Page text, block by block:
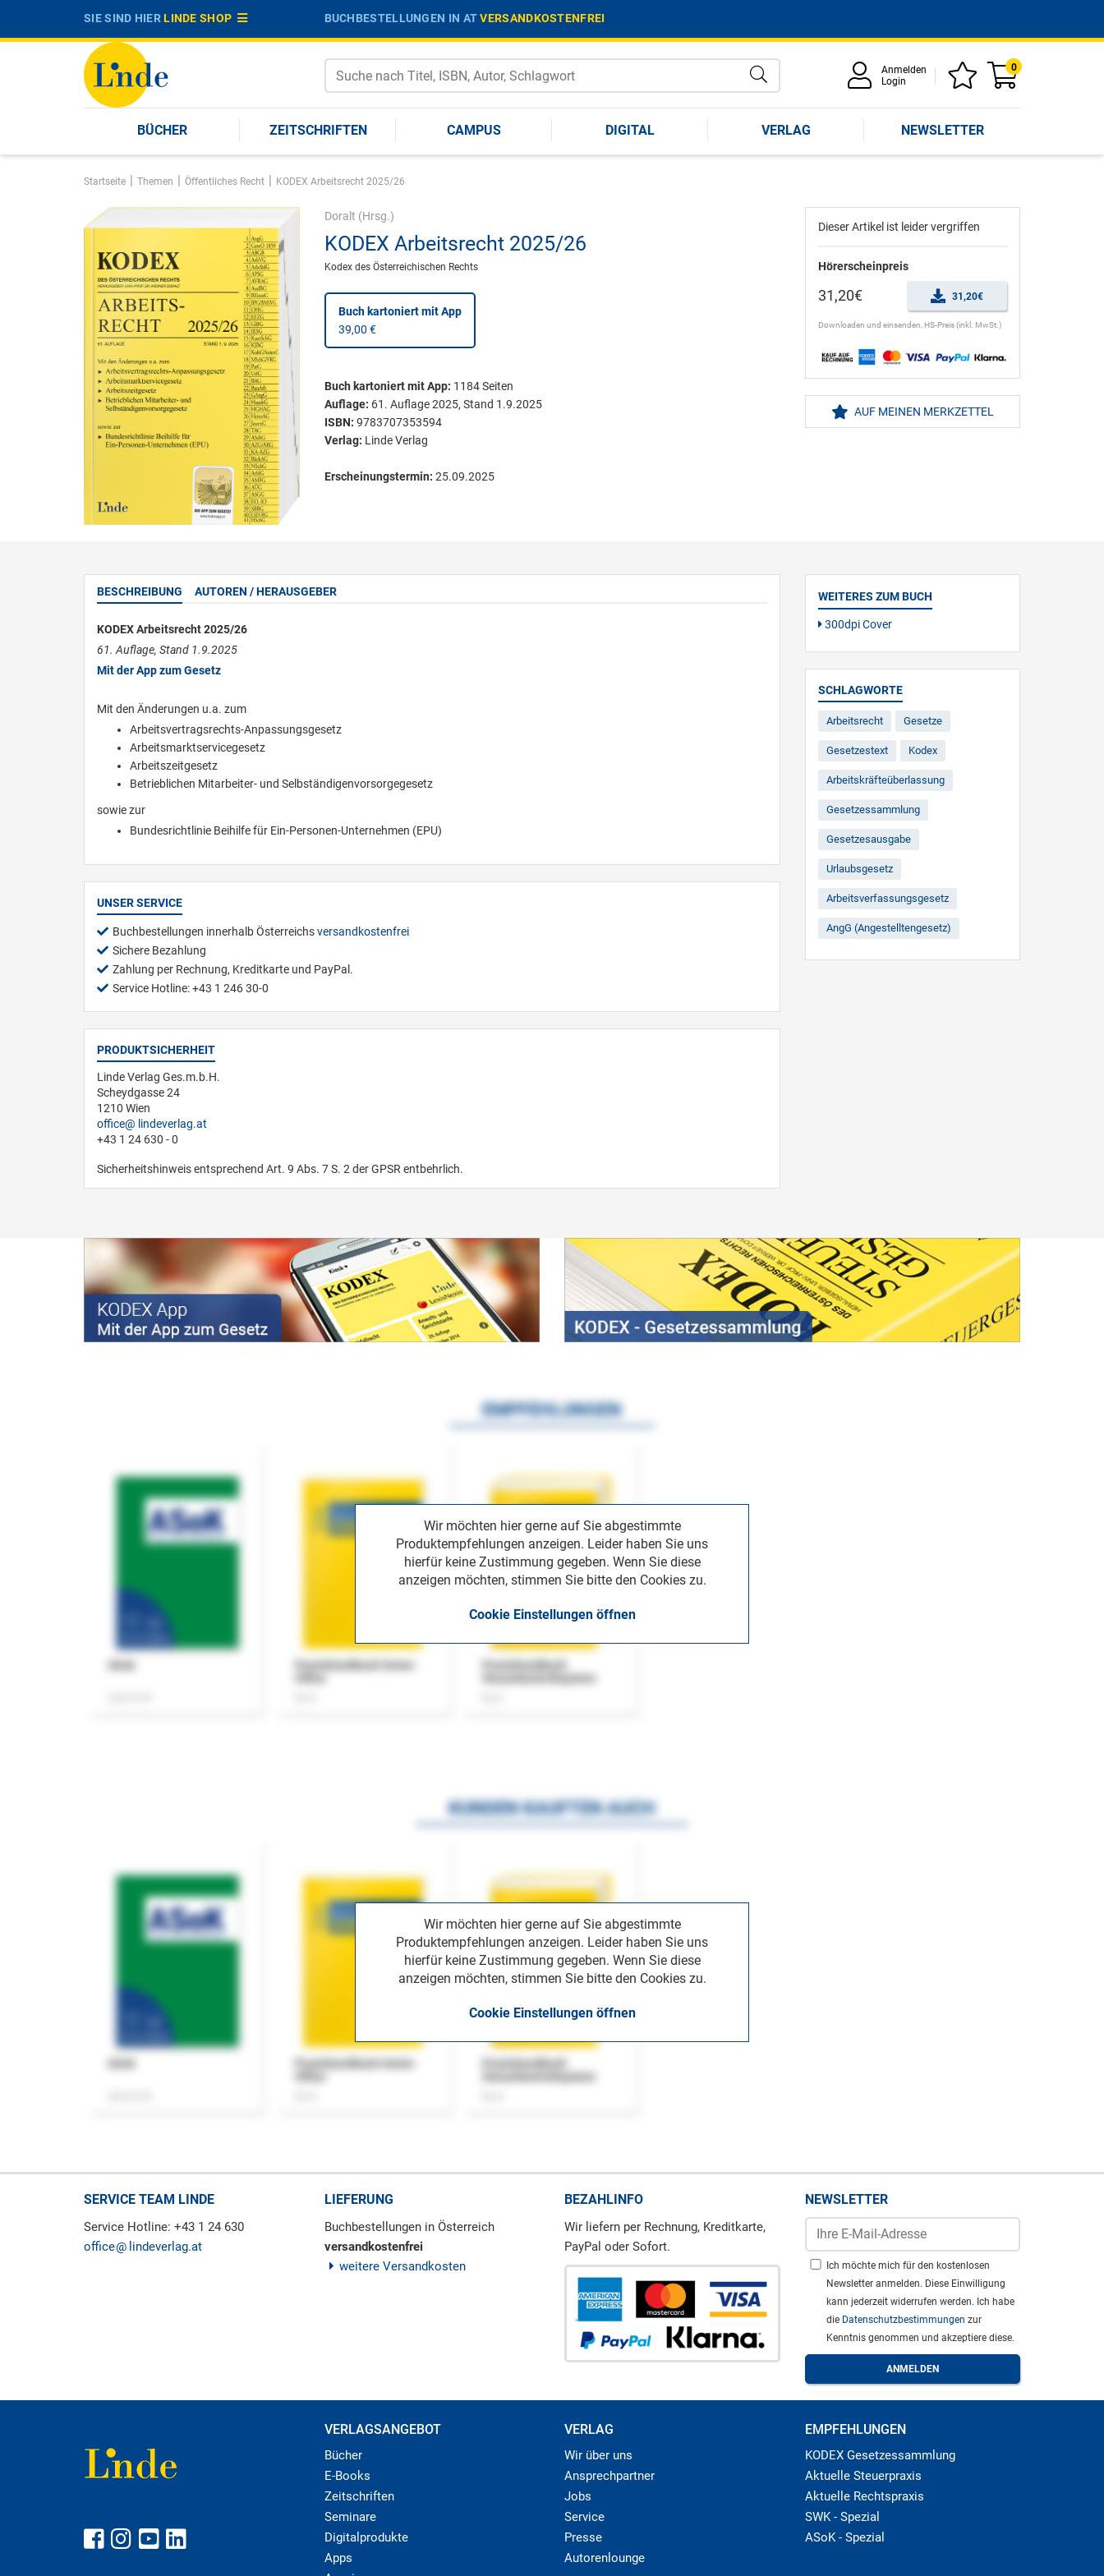
SIE SIND HIERLINDE SHOP BUCHBESTELLUNGEN IN ATVERSANDKOSTENFREI
Anmelden
Login
0
BÜCHER ZEITSCHRIFTEN CAMPUS DIGITAL VERLAG NEWSLETTER
Startseite | Themen | Öffentliches Recht | KODEX Arbeitsrecht 2025/26
Doralt (Hrsg.)
KODEX Arbeitsrecht 2025/26
Kodex des Österreichischen Rechts
Buch kartoniertmit App
39,00 €
Buch kartoniertmit App: 1184Seiten
Auflage: 61. Auflage 2025, Stand 1.9.2025
ISBN: 9783707353594
Verlag: Linde Verlag
Erscheinungstermin: 25.09.2025
Dieser Artikel ist leider vergriffen
Hörerscheinpreis
31,20€ 31,20€
Downloaden und einsenden, HS-Preis (inkl. MwSt.)
AUF MEINEN MERKZETTEL
BESCHREIBUNG AUTOREN / HERAUSGEBER
KODEX Arbeitsrecht 2025/26
61. Auflage, Stand 1.9.2025
Mit der App zum Gesetz
Mit den Änderungen u.a. zum
Arbeitsvertragsrechts-Anpassungsgesetz
Arbeitsmarktservicegesetz
Arbeitszeitgesetz
Betrieblichen Mitarbeiter- und Selbständigenvorsorgegesetz
sowie zur
Bundesrichtlinie Beihilfe für Ein-Personen-Unternehmen (EPU)
UNSER SERVICE
Buchbestellungen innerhalb Österreichsversandkostenfrei
Sichere Bezahlung
Zahlung per Rechnung, Kreditkarte und PayPal.
Service Hotline: +43 1 246 30-0
PRODUKTSICHERHEIT
Linde Verlag Ges.m.b.H.
Scheydgasse 24
1210 Wien
office
lindeverlag.at
+43 1 24 630 - 0
Sicherheitshinweis entsprechend Art. 9 Abs. 7 S. 2 der GPSR entbehrlich.
WEITERES ZUM BUCH
300dpi Cover
SCHLAGWORTE
Arbeitsrecht Gesetze
Gesetzestext Kodex
Arbeitskräfteüberlassung
Gesetzessammlung
Gesetzesausgabe
Urlaubsgesetz
Arbeitsverfassungsgesetz
AngG (Angestelltengesetz)
Wir möchten hier gerne auf Sie abgestimmte
Produktempfehlungen anzeigen. Leider haben Sie uns
hierfür keine Zustimmung gegeben. Wenn Sie diese
anzeigen möchten, stimmen Sie bitte den Cookies zu.
Cookie Einstellungen öffnen
EMPFEHLUNGEN
Praxishandbuch Home-
Praxishandbuch
Wir möchten hier gerne auf Sie abgestimmte
Produktempfehlungen anzeigen. Leider haben Sie uns
hierfür keine Zustimmung gegeben. Wenn Sie diese
anzeigen möchten, stimmen Sie bitte den Cookies zu.
Cookie Einstellungen öffnen
KUNDEN KAUFTEN AUCH
Praxishandbuch Home-
Praxishandbuch
SERVICE TEAM LINDE
Service Hotline: +43 1 24 630
office
lindeverlag.at
LIEFERUNG
Buchbestellungen in Österreich
versandkostenfrei
weitere Versandkosten
BEZAHLINFO
Wir liefern per Rechnung, Kreditkarte,
PayPal oder Sofort.
NEWSLETTER
Ich möchte mich für den kostenlosen
Newsletter anmelden. Diese Einwilligung
kann jederzeit widerrufen werden. Ich habe
die Datenschutzbestimmungen zur
Kenntnis genommen und akzeptiere diese.
VERLAGSANGEBOT
Bücher
E-Books
Zeitschriften
Seminare
Digitalprodukte
Apps
VERLAG
Wir über uns
Ansprechpartner
Jobs
Service
Presse
Autorenlounge
EMPFEHLUNGEN
KODEX Gesetzessammlung
Aktuelle Steuerpraxis
Aktuelle Rechtspraxis
SWK - Spezial
ASoK - Spezial